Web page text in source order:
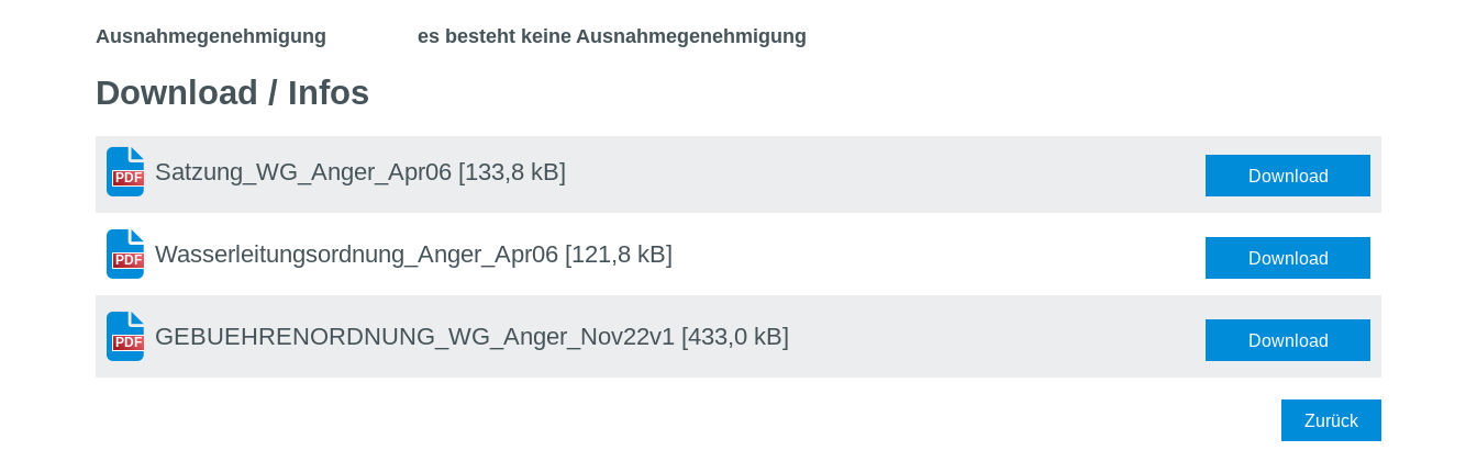
Ausnahmegenehmigung es besteht keine Ausnahmegenehmigung
Download / Infos
PDF Satzung_WG_Anger_Apr06 [133,8 kB] Download
PDF Wasserleitungsordnung_Anger_Apr06 [121,8 kB] Download
PDF GEBUEHRENORDNUNG_WG_Anger_Nov22v1 [433,0 kB] Download
Zurück